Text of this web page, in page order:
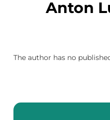
Anton
The author has no